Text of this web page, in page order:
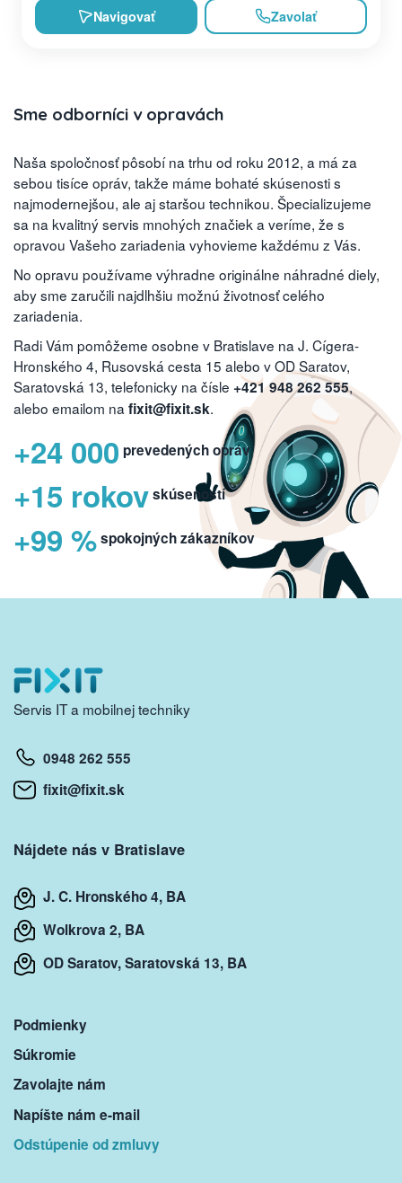
Navigovať Zavolať
Sme odborníci v opravách
Naša spoločnosť pôsobí na trhu od roku 2012, a má za
sebou tisíce opráv, takže máme bohaté skúsenosti s
najmodernejšou, ale aj staršou technikou. Špecializujeme
sa na kvalitný servis mnohých značiek a veríme, že s
opravou Vašeho zariadenia vyhovieme každému z Vás.
No opravu používame výhradne originálne náhradné diely,
aby sme zaručili najdlhšiu možnú životnosť celého
zariadenia.
Radi Vám pomôžeme osobne v Bratislave na J. Cígera-
Hronského 4, Rusovská cesta 15 alebo v OD Saratov,
Saratovská 13, telefonicky na čísle +421 948 262 555,
alebo emailom na fixit@fixit.sk.
+24 000 prevedených opráv
+15 rokovskúseností
+99 %spokojných zákazníkov
Servis IT a mobilnej techniky
0948 262 555
fixit@fixit.sk
Nájdete nás v Bratislave
J. C. Hronského 4, BA
Wolkrova 2, BA
OD Saratov, Saratovská 13, BA
Podmienky
Súkromie
Zavolajte nám
Napíšte nám e-mail
Odstúpenie od zmluvy